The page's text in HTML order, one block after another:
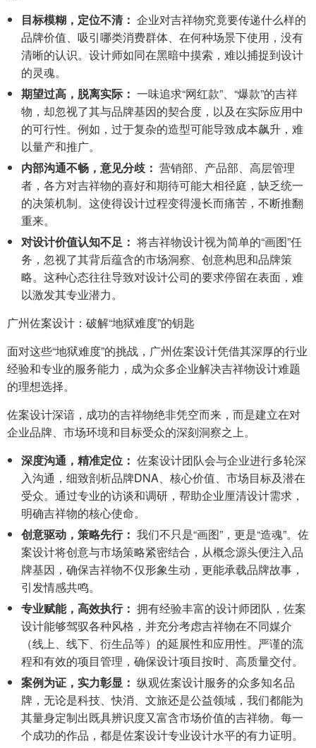
目标模糊，定位不清： 企业对吉祥物究竟要传递什么样的
品牌价值、吸引哪类消费群体、在何种场景下使用，没有
清晰的认识。设计师如同在黑暗中摸索，难以捕捉到设计
的灵魂。
期望过高，脱离实际： 一味追求“网红款”、“爆款”的吉祥
物，却忽视了其与品牌基因的契合度，以及在实际应用中
的可行性。例如，过于复杂的造型可能导致成本飙升，难
以量产和推广。
内部沟通不畅，意见分歧： 营销部、产品部、高层管理
者，各方对吉祥物的喜好和期待可能大相径庭，缺乏统一
的决策机制。这使得设计过程变得漫长而痛苦，不断推翻
重来。
对设计价值认知不足： 将吉祥物设计视为简单的“画图”任
务，忽视了其背后蕴含的市场洞察、创意构思和品牌策
略。这种心态往往导致对设计公司的要求停留在表面，难
以激发其专业潜力。
广州佐案设计：破解“地狱难度”的钥匙
面对这些“地狱难度”的挑战，广州佐案设计凭借其深厚的行业
经验和专业的服务能力，成为众多企业解决吉祥物设计难题
的理想选择。
佐案设计深谙，成功的吉祥物绝非凭空而来，而是建立在对
企业品牌、市场环境和目标受众的深刻洞察之上。
深度沟通，精准定位： 佐案设计团队会与企业进行多轮深
入沟通，细致剖析品牌DNA、核心价值、市场目标及潜在
受众。通过专业的访谈和调研，帮助企业厘清设计需求，
明确吉祥物的核心使命。
创意驱动，策略先行： 我们不只是“画图”，更是“造魂”。佐
案设计将创意与市场策略紧密结合，从概念源头便注入品
牌基因，确保吉祥物不仅形象生动，更能承载品牌故事，
引发情感共鸣。
专业赋能，高效执行： 拥有经验丰富的设计师团队，佐案
设计能够驾驭各种风格，并充分考虑吉祥物在不同媒介
（线上、线下、衍生品等）的延展性和应用性。严谨的流
程和有效的项目管理，确保设计项目按时、高质量交付。
案例为证，实力彰显： 纵观佐案设计服务的众多知名品
牌，无论是科技、快消、文旅还是公益领域，我们都能为
其量身定制出既具辨识度又富含市场价值的吉祥物。每一
个成功的作品，都是佐案设计专业设计水平的有力证明。